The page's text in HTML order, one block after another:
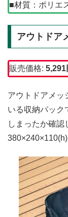
■材質：ポリエ
アウトドア
販売価格: 5,291
アウトドアメッ
いる収納パック
しまったか確認